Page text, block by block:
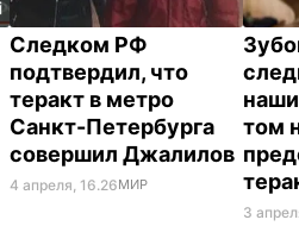
Следком РФ
подтвердил, что
теракт в метро
Санкт-Петербурга
совершил Джалилов
4 апреля, 16.26МИР
том
3